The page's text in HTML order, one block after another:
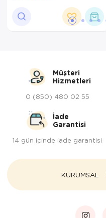
Müşteri
Hizmetleri
0 (850) 480 02 55
İade
Garantisi
14 gün içinde iade garantisi
KURUMSAL